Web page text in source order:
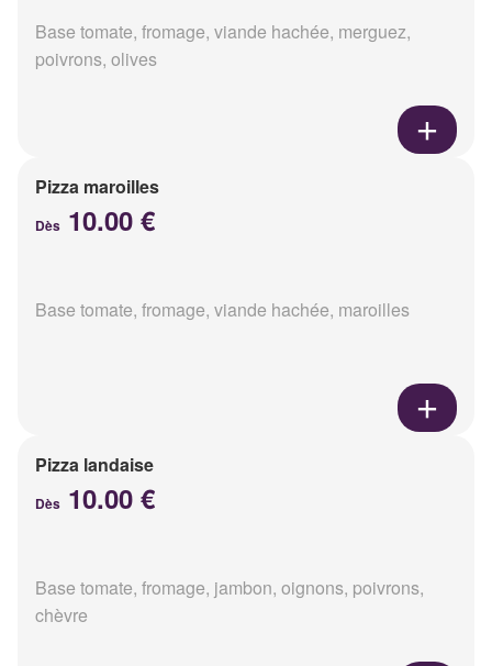
Base tomate, fromage, viande hachée, merguez,
poivrons, olives
Pizza maroilles
Dès 10.00 €
Base tomate, fromage, viande hachée, maroilles
Pizza landaise
Dès 10.00 €
Base tomate, fromage, jambon, oignons, poivrons,
chèvre